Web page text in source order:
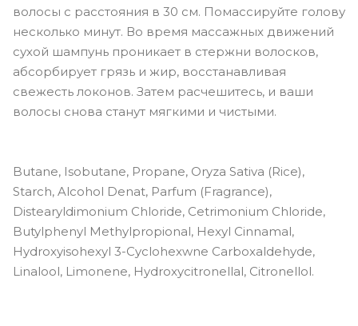
волосы с расстояния в 30 см. Помассируйте голову
несколько минут. Во время массажных движений
сухой шампунь проникает в стержни волосков,
абсорбирует грязь и жир, восстанавливая
свежесть локонов. Затем расчешитесь, и ваши
волосы снова станут мягкими и чистыми.
Butane, Isobutane, Propane, Oryza Sativa (Rice),
Starch, Alcohol Denat, Parfum (Fragrance),
Distearyldimonium Chloride, Cetrimonium Chloride,
Butylphenyl Methylpropional, Hexyl Cinnamal,
Hydroxyisohexyl 3-Cyclohexwne Carboxaldehyde,
Linalool, Limonene, Hydroxycitronellal, Citronellol.